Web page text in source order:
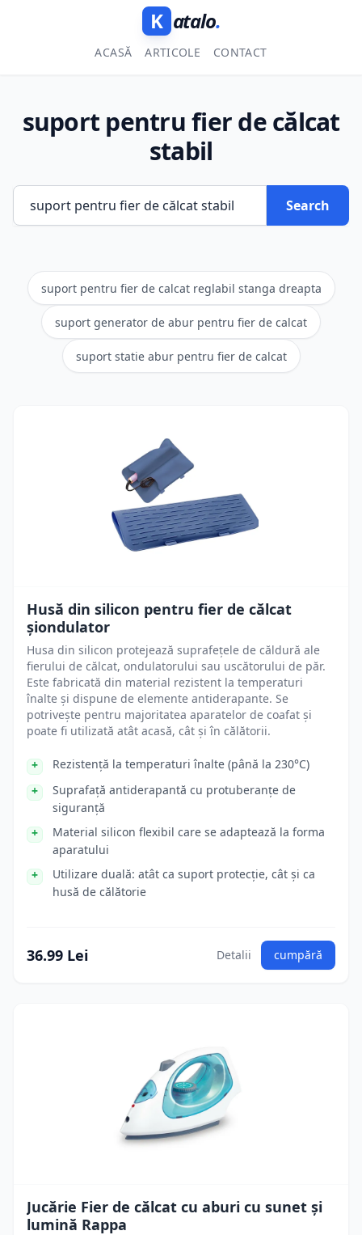
K atalo.
ACASĂ ARTICOLE CONTACT
suport pentru fier de călcat
stabil
Search
suport pentru fier de calcat reglabil stanga dreapta
suport generator de abur pentru fier de calcat
suport statie abur pentru fier de calcat
Husă din silicon pentru fier de călcat
șiondulator
Husa din silicon protejează suprafețele de căldură ale
fierului de călcat, ondulatorului sau uscătorului de păr.
Este fabricată din material rezistent la temperaturi
înalte și dispune de elemente antiderapante. Se
potrivește pentru majoritatea aparatelor de coafat și
poate fi utilizată atât acasă, cât și în călătorii.
Rezistență la temperaturi înalte (până la 230°C)
Suprafață antiderapantă cu protuberanțe de
siguranță
Material silicon flexibil care se adaptează la forma
aparatului
Utilizare duală: atât ca suport protecție, cât și ca
husă de călătorie
36.99 Lei Detalii cumpără
Jucărie Fier de călcat cu aburi cu sunet și
lumină Rappa